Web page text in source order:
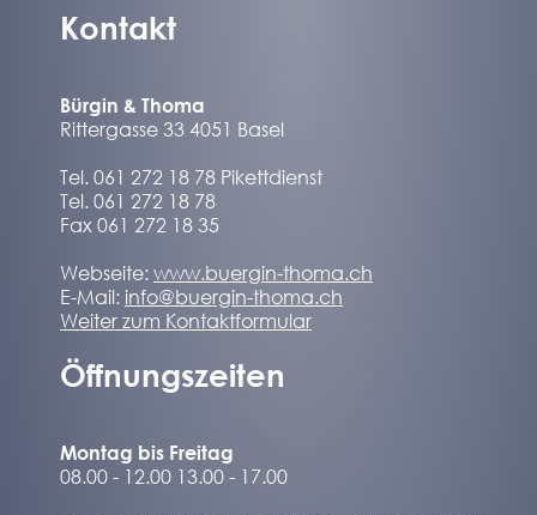
Kontakt
Bürgin & Thoma
Rittergasse 33 4051 Basel
Tel. 061 272 18 78 Pikettdienst
Tel. 061 272 18 78
Fax 061 272 18 35
Webseite: www.buergin-thoma.ch
E-Mail: info@buergin-thoma.ch
Weiter zum Kontaktformular
Öffnungszeiten
Montag bis Freitag
08.00 - 12.00 13.00 - 17.00